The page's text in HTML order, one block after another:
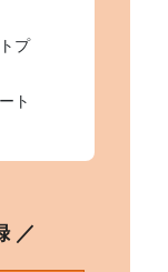
プ
ト
／